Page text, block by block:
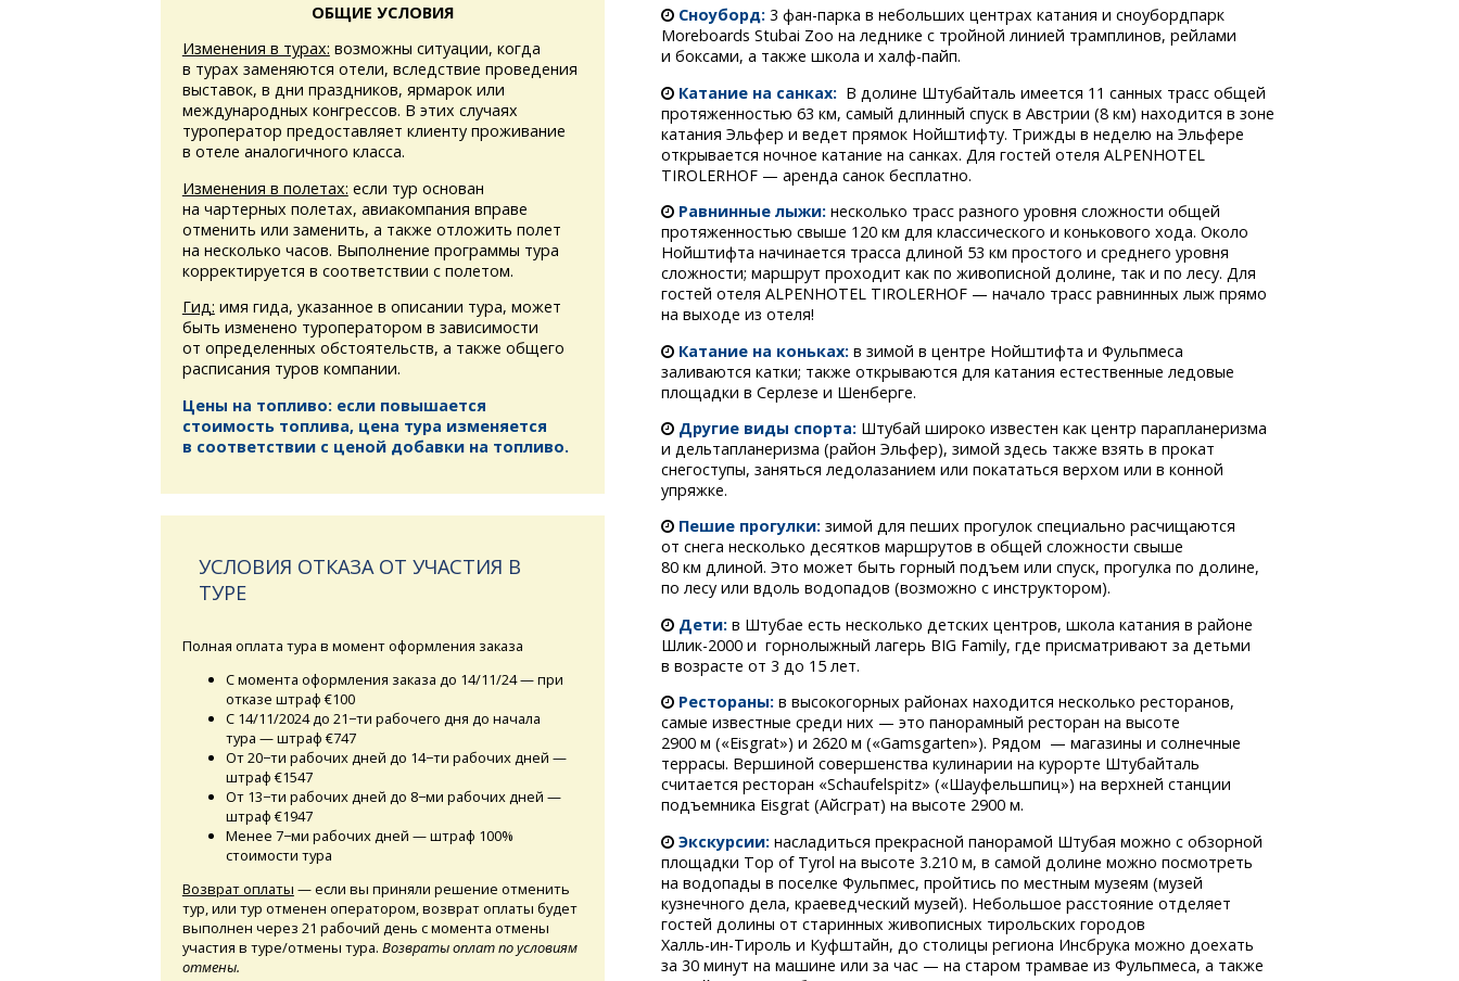
Сноуборд: 3 фан-парка в небольших центрах катания и сноубордпарк
Moreboards Stubai Zoo на леднике с тройной линией трамплинов, рейлами
и боксами, а также школа и халф-пайп.
Катание на санках: В долине Штубайталь имеется 11 санных трасс общей
протяженностью 63 км, самый длинный спуск в Австрии (8 км) находится в зоне
катания Эльфер и ведет прямок Нойштифту. Трижды в неделю на Эльфере
открывается ночное катание на санках. Для гостей отеля ALPENHOTEL
TIROLERHOF — аренда санок бесплатно.
Равнинные лыжи: несколько трасс разного уровня сложности общей
протяженностью свыше 120 км для классического и конькового хода. Около
Нойштифта начинается трасса длиной 53 км простого и среднего уровня
сложности; маршрут проходит как по живописной долине, так и по лесу. Для
гостей отеля ALPENHOTEL TIROLERHOF — начало трасс равнинных лыж прямо
на выходе из отеля!
Катание на коньках: в зимой в центре Нойштифта и Фульпмеса
заливаются катки; также открываются для катания естественные ледовые
площадки в Серлезе и Шенберге.
Другие виды спорта: Штубай широко известен как центр парапланеризма
и дельтапланеризма (район Эльфер), зимой здесь также взять в прокат
снегоступы, заняться ледолазанием или покататься верхом или в конной
упряжке.
Пешие прогулки: зимой для пеших прогулок специально расчищаются
от снега несколько десятков маршрутов в общей сложности свыше
80 км длиной. Это может быть горный подъем или спуск, прогулка по долине,
по лесу или вдоль водопадов (возможно с инструктором).
Дети: в Штубае есть несколько детских центров, школа катания в районе
Шлик-2000 и горнолыжный лагерь BIG Family, где присматривают за детьми
в возрасте от 3 до 15 лет.
Рестораны: в высокогорных районах находится несколько ресторанов,
самые известные среди них — это панорамный ресторан на высоте
2900 м («Eisgrat») и 2620 м («Gamsgarten»). Рядом — магазины и солнечные
террасы. Вершиной совершенства кулинарии на курорте Штубайталь
считается ресторан «Schaufelspitz» («Шауфельшпиц») на верхней станции
подъемника Eisgrat (Айсграт) на высоте 2900 м.
Экскурсии: насладиться прекрасной панорамой Штубая можно с обзорной
площадки Top of Tyrol на высоте 3.210 м, в самой долине можно посмотреть
на водопады в поселке Фульпмес, пройтись по местным музеям (музей
кузнечного дела, краеведческий музей). Небольшое расстояние отделяет
гостей долины от старинных живописных тирольских городов
Халль-ин-Тироль и Куфштайн, до столицы региона Инсбрука можно доехать
за 30 минут на машине или за час — на старом трамвае из Фульпмеса, а также
ОБЩИЕ УСЛОВИЯ
Изменения в турах: возможны ситуации, когда
в турах заменяются отели, вследствие проведения
выставок, в дни праздников, ярмарок или
международных конгрессов. В этих случаях
туроператор предоставляет клиенту проживание
в отеле аналогичного класса.
Изменения в полетах: если тур основан
на чартерных полетах, авиакомпания вправе
отменить или заменить, а также отложить полет
на несколько часов. Выполнение программы тура
корректируется в соответствии с полетом.
Гид: имя гида, указанное в описании тура, может
быть изменено туроператором в зависимости
от определенных обстоятельств, а также общего
расписания туров компании.
Цены на топливо: если повышается
стоимость топлива, цена тура изменяется
в соответствии с ценой добавки на топливо.
УСЛОВИЯ ОТКАЗА ОТ УЧАСТИЯ В
ТУРЕ
Полная оплата тура в момент оформления заказа
С момента оформления заказа до 14/11/24 — при
отказе штраф €100
С 14/11/2024 до 21−ти рабочего дня до начала
тура — штраф €747
От 20−ти рабочих дней до 14−ти рабочих дней —
штраф €1547
От 13−ти рабочих дней до 8−ми рабочих дней —
штраф €1947
Менее 7−ми рабочих дней — штраф 100%
стоимости тура
Возврат оплаты — если вы приняли решение отменить
тур, или тур отменен оператором, возврат оплаты будет
выполнен через 21 рабочий день с момента отмены
участия в туре/отмены тура. Возвраты оплат по условиям
отмены.